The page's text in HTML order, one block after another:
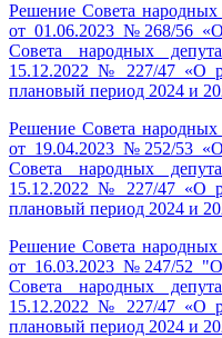
Решение Совета народных
от 01.06.2023 №268/56
Совета народных
15.12.2022 № 227/47 «О
плановый период 2024 и
Решение Совета народных
от 19.04.2023 №252/53
Совета народных
15.12.2022 № 227/47 «О
плановый период 2024 и
Решение Совета народных
от 16.03.2023 №247/52
Совета народных
15.12.2022 № 227/47 «О
плановый период 2024 и